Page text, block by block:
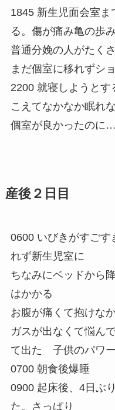
1845 新生児面会室
る。傷が痛み亀の歩
普通分娩の人がたく
まだ個室に移れずシ
2200 就寝しようとす
こえてなかなか眠れ
個室が良かったのに
産後２日目
0600 いびきがすごす
れず新生児室に
ちなみにベッドから
はかかる
お腹が痛くて抱けな
ガスが出なくて悩ん
て出た 子供のパワ
0700 朝食後爆睡
0900 起床後、4日ぶ
た。さっぱり